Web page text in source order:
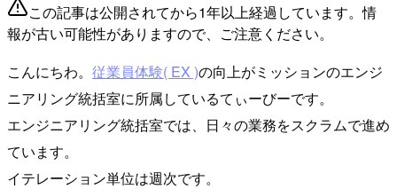
この記事は公開されてから1年以上経過しています。情
報が古い可能性がありますので、ご注意ください。
こんにちわ。 従業員体験( EX )の向上がミッションのエンジ
ニアリング統括室に所属しているてぃーびーです。
エンジニアリング統括室では、日々の業務をスクラムで進め
ています。
イテレーション単位は週次です。